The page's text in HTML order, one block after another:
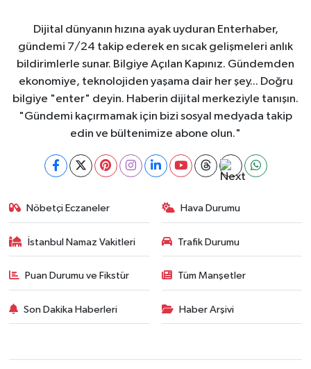
Dijital dünyanın hızına ayak uyduran Enterhaber,
gündemi 7/24 takip ederek en sıcak gelişmeleri anlık
bildirimlerle sunar. Bilgiye Açılan Kapınız. Gündemden
ekonomiye, teknolojiden yaşama dair her şey... Doğru
bilgiye "enter" deyin. Haberin dijital merkeziyle tanışın.
"Gündemi kaçırmamak için bizi sosyal medyada takip
edin ve bültenimize abone olun."
Nöbetçi Eczaneler Hava Durumu
İstanbul Namaz Vakitleri Trafik Durumu
Puan Durumu ve Fikstür Tüm Manşetler
Son Dakika Haberleri Haber Arşivi